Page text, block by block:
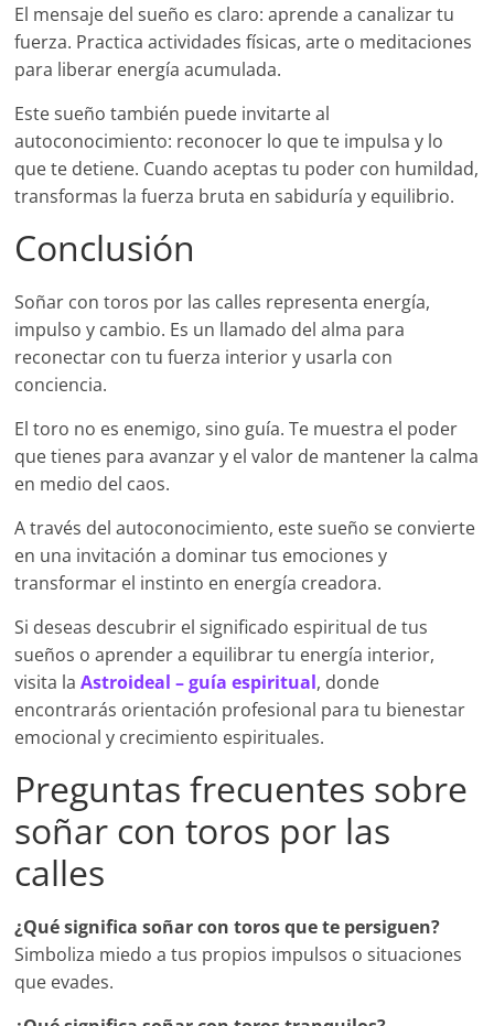
El mensaje del sueño es claro: aprende a canalizar tu
fuerza. Practica actividades físicas, arte o meditaciones
para liberar energía acumulada.
Este sueño también puede invitarte al
autoconocimiento: reconocer lo que te impulsa y lo
que te detiene. Cuando aceptas tu poder con humildad,
transformas la fuerza bruta en sabiduría y equilibrio.
Conclusión
Soñar con toros por las calles representa energía,
impulso y cambio. Es un llamado del alma para
reconectar con tu fuerza interior y usarla con
conciencia.
El toro no es enemigo, sino guía. Te muestra el poder
que tienes para avanzar y el valor de mantener la calma
en medio del caos.
A través del autoconocimiento, este sueño se convierte
en una invitación a dominar tus emociones y
transformar el instinto en energía creadora.
Si deseas descubrir el significado espiritual de tus
sueños o aprender a equilibrar tu energía interior,
visita laAstroideal – guía espiritual, donde
encontrarás orientación profesional para tu bienestar
emocional y crecimiento espirituales.
Preguntas frecuentes sobre
soñar con toros por las
calles
¿Qué significa soñar con toros que te persiguen?
Simboliza miedo a tus propios impulsos o situaciones
que evades.